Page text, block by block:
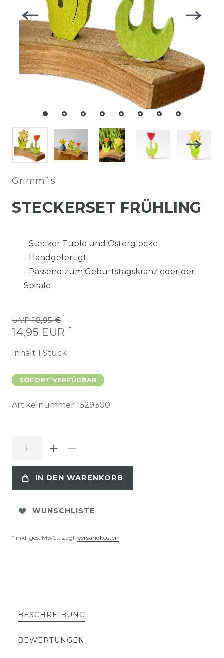
Grimm`s
STECKERSET FRÜHLING
- Stecker Tuple und Osterglocke
- Handgefertigt
- Passend zum Geburtstagskranz oder der
Spirale
UVP 18,95 €
14,95 EUR *
Inhalt 1 Stück
SOFORT VERFÜGBAR
Artikelnummer 1329300
IN DEN WARENKORB
WUNSCHLISTE
* inkl. ges. MwSt. zzgl. Versandkosten
BESCHREIBUNG
BEWERTUNGEN